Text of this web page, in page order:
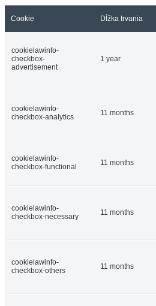
Cookie Dĺžka trvania
cookielawinfo-
checkbox-
advertisement
1 year
cookielawinfo-
checkbox-analytics
11 months
cookielawinfo-
checkbox-functional
11 months
cookielawinfo-
checkbox-necessary
11 months
cookielawinfo-
checkbox-others
11 months